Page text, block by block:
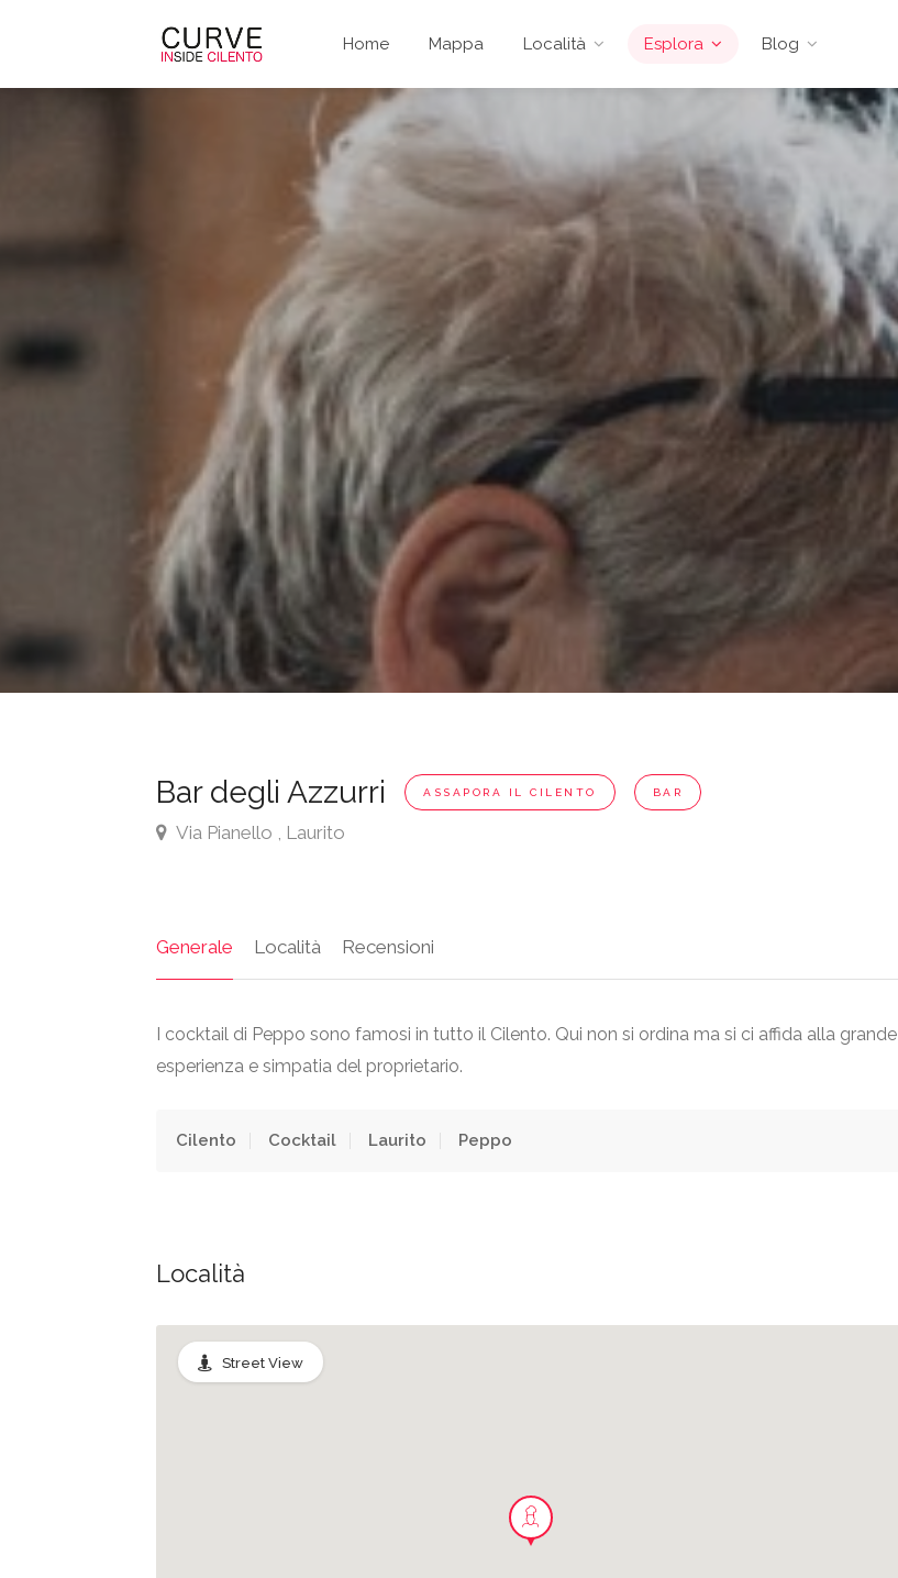
Home Mappa Località Esplora Blog
Bar degli Azzurri ASSAPORA IL CILENTO BAR
Via Pianello , Laurito
Generale Località Recensioni
I cocktail di Peppo sono famosi in tutto il Cilento. Qui non si ordina ma si ci affida alla grande
esperienza e simpatia del proprietario.
Cilento Cocktail Laurito Peppo
Località
Street View